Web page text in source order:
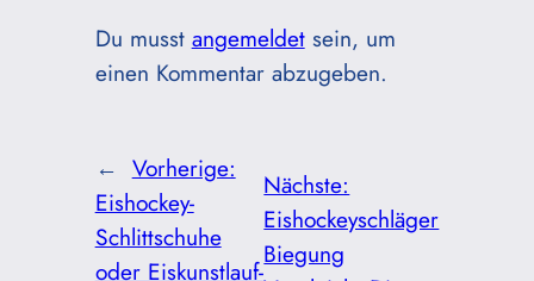
Du musst angemeldetsein, um
einen Kommentar abzugeben.
← Vorherige:
Eishockey-
Schlittschuhe
oder Eiskunstlauf-
Nächste:
Eishockeyschläger
Biegung